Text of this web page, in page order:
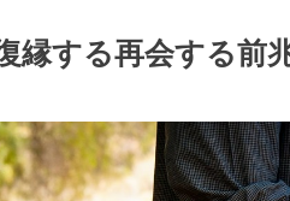
縁する再会する前